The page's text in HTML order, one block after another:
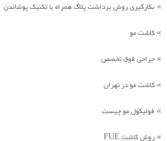
» بکارگیری روش برداشت پلاگ همراه با تکنیک پوشاندن
» کاشت مو
» جراحی فوق تخصص
» کاشت مو در تهران
» فولیکول مو چیست
» روش کاشت FUE